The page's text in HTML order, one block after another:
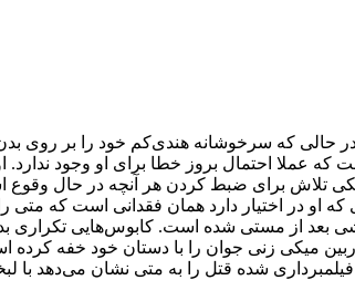
در حالی که سرخوشانه هندی‌کم خود را بر روی
عملا احتمال بروز خطا برای او وجود
تلاش برای ضبط کردن هر آنچه در حال
او در اختیار دارد همان فقدانی است که
از مستی شده است. کابوس‌هایی تکراری
میکی زنی جوان را با دستان خود خفه کرده
شده قتل را به متی نشان می‌دهد